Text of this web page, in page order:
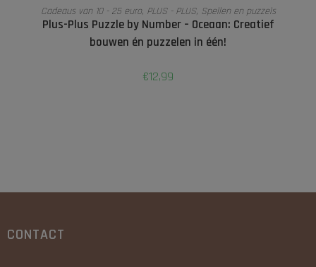
LEES VERDER
Cadeaus van 10 - 25 euro, PLUS - PLUS, Spellen en puzzels
Plus-Plus Puzzle by Number – Oceaan: Creatief
bouwen én puzzelen in één!
€12,99
CONTACT